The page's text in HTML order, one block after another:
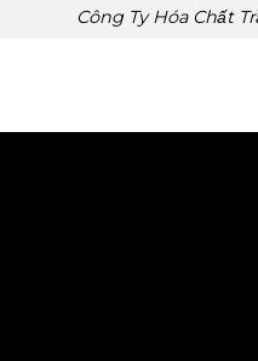
Công Ty Hóa Chất